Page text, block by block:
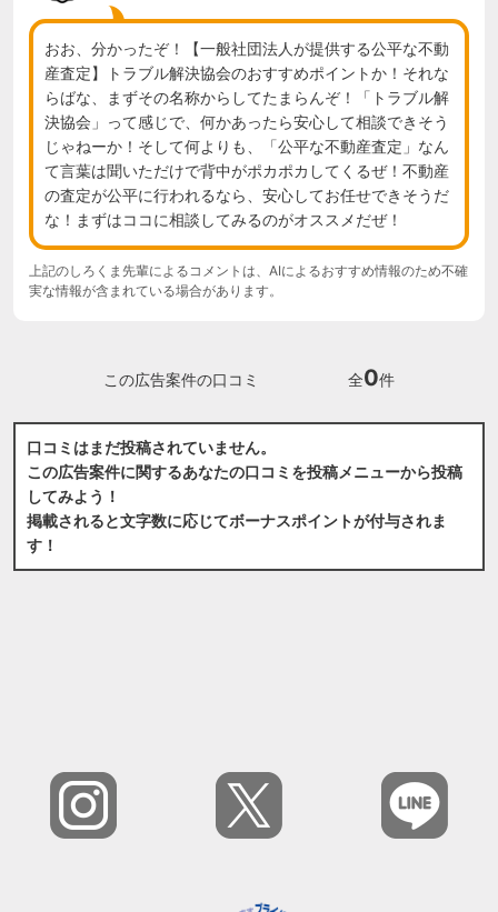
おお、分かったぞ！【一般社団法人が提供する公平な不動
産査定】トラブル解決協会のおすすめポイントか！それな
らばな、まずその名称からしてたまらんぞ！「トラブル解
決協会」って感じで、何かあったら安心して相談できそう
じゃねーか！そして何よりも、「公平な不動産査定」なん
て言葉は聞いただけで背中がポカポカしてくるぜ！不動産
の査定が公平に行われるなら、安心してお任せできそうだ
な！まずはココに相談してみるのがオススメだぜ！
上記のしろくま先輩によるコメントは、AIによるおすすめ情報のため不確
実な情報が含まれている場合があります。
この広告案件の口コミ 全0件
口コミはまだ投稿されていません。
この広告案件に関するあなたの口コミを投稿メニューから投稿
してみよう！
掲載されると文字数に応じてボーナスポイントが付与されま
す！